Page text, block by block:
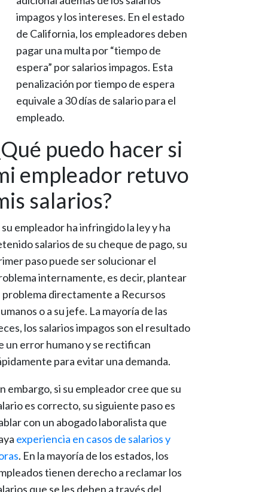
impagos y los intereses. En el estado
de California, los empleadores deben
pagar una multa por “tiempo de
espera” por salarios impagos. Esta
penalización por tiempo de espera
equivale a 30 días de salario para el
empleado.
puedo hacer si
empleador retuvo
salarios?
su empleador ha infringido la ley y ha
salarios de su cheque de pago, su
paso puede ser solucionar el
internamente, es decir, plantear
problema directamente a Recursos
o a su jefe. La mayoría de las
los salarios impagos son el resultado
un error humano y se rectifican
para evitar una demanda.
embargo, si su empleador cree que su
es correcto, su siguiente paso es
con un abogado laboralista que
experiencia en casos de salarios y
. En la mayoría de los estados, los
tienen derecho a reclamar los
que se les deben a través del